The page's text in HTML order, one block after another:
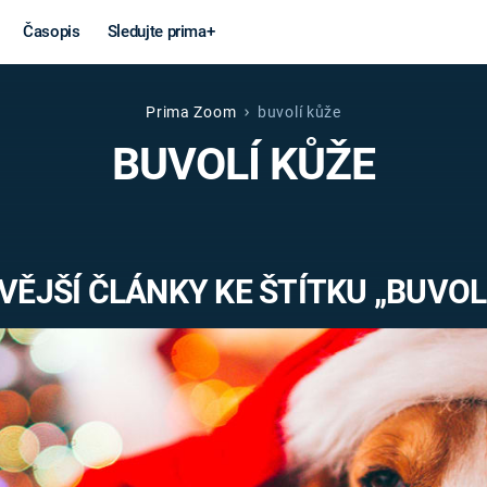
Časopis Sledujte prima+
Věda a
technika
MARS
VÁLEČNÉ
Záhady a
Prima Zoom buvolí kůže
BUVOLÍ KŮŽE
ČLÁNKY KE ŠTÍTKU